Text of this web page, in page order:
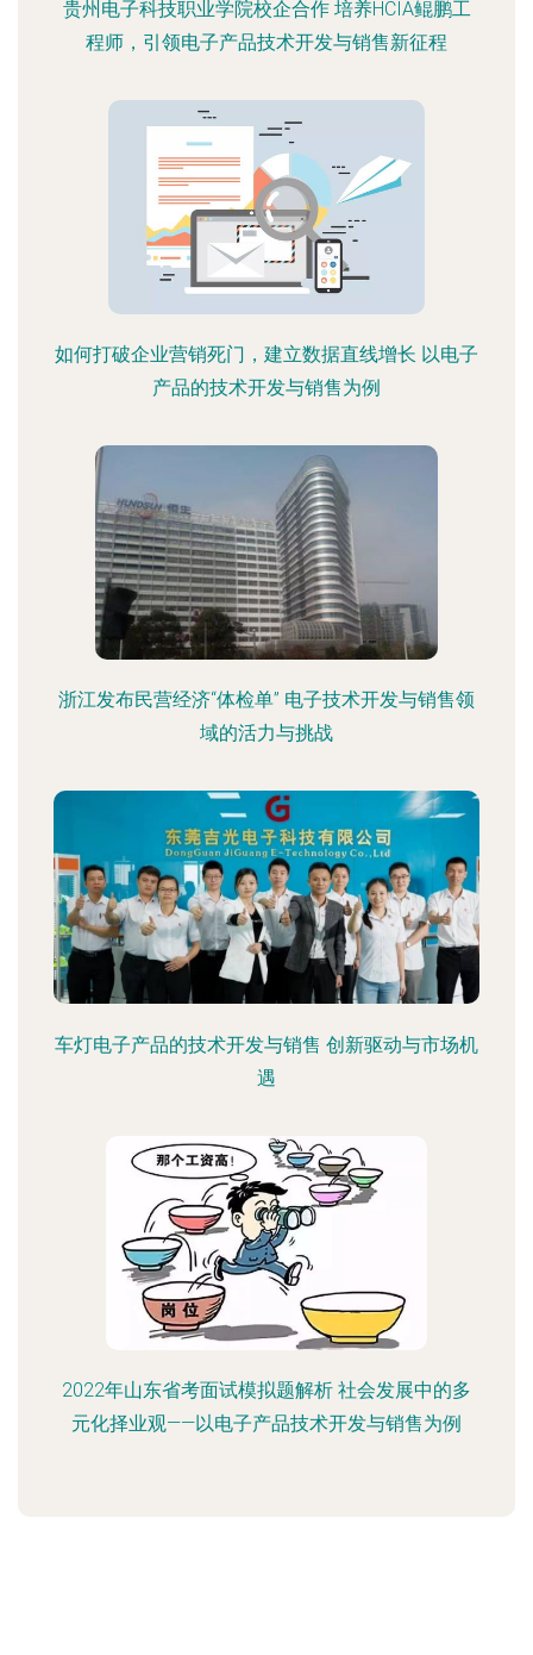
贵州电子科技职业学院校企合作 培养HCIA鲲鹏工
程师，引领电子产品技术开发与销售新征程
如何打破企业营销死门，建立数据直线增长 以电子
产品的技术开发与销售为例
浙江发布民营经济“体检单” 电子技术开发与销售领
域的活力与挑战
车灯电子产品的技术开发与销售 创新驱动与市场机
遇
2022年山东省考面试模拟题解析 社会发展中的多
元化择业观——以电子产品技术开发与销售为例